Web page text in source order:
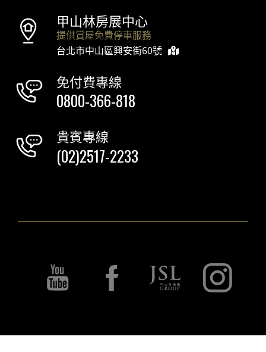
甲山林房展中心
提供賞屋免費停車服務
台北市中山區興安街60號
免付費專線
0800-366-818
貴賓專線
(02)2517-2233